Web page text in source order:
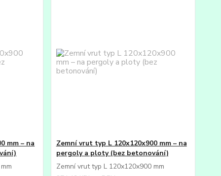
mm – na
Zemní vrut typ L 120x120x900 mm – na
pergoly a ploty (bez betonování)
Zemní vrut typ L 120x120x900 mm